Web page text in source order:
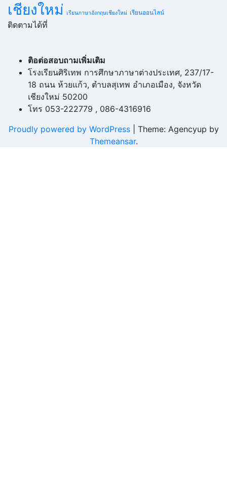
เชียงใหม่ เรียนภาษาอังกฤษเชียงใหม่ เรียนออนไลน์
ติดตามได้ที่
ติอต่อสอบถามเพิ่มเติม
โรงเรียนศิริเทพ การศึกษาภาษาต่างประเทศ, 237/17-
18 ถนน ห้วยแก้ว, ตำบลสุเทพ อำเภอเมือง, จังหวัด
เชียงใหม่ 50200
โทร 053-222779 , 086-4316916
Proudly powered by WordPress
Theme: Agencyup by
Themeansar.